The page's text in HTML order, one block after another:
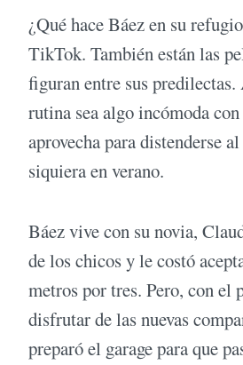
¿Qué hace Báez en su
TikTok. También están las
figuran entre sus
rutina sea algo incómoda
aprovecha para distenderse
siquiera en verano.
Báez vive con su novia,
de los chicos y le costó
metros por tres. Pero, con el
disfrutar de las nuevas
preparó el garage para que